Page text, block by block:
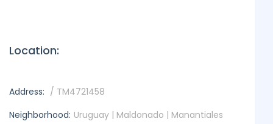
Location:
Address: / TM4721458
Neighborhood: Uruguay | Maldonado | Manantiales